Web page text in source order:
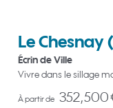
Le Chesnay
Écrin de Ville
Vivre dans le sillage
À partir de 352,500